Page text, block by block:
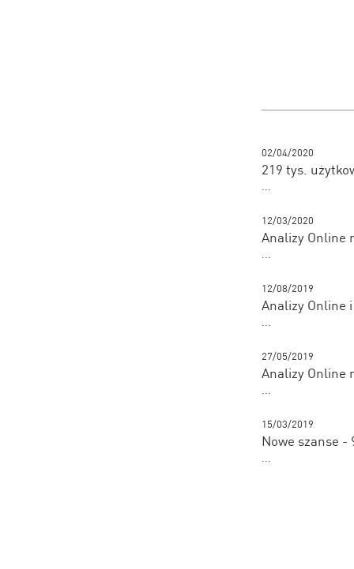
02/04/2020
219 tys.
...
12/03/2020
Analizy Online
...
12/08/2019
Analizy Online
...
27/05/2019
Analizy Online
...
15/03/2019
Nowe szanse
...